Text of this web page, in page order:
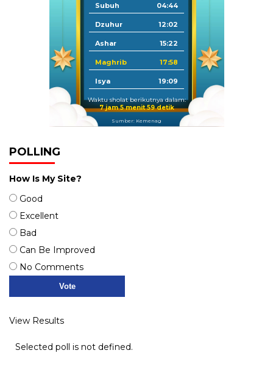
Subuh 04:44
Dzuhur 12:02
Ashar 15:22
Maghrib 17:58
Isya 19:09
Waktu sholat berikutnya dalam:
7 jam 5 menit 59 detik
Sumber: Kemenag
POLLING
How Is My Site?
Good
Excellent
Bad
Can Be Improved
No Comments
View Results
Selected poll is not defined.